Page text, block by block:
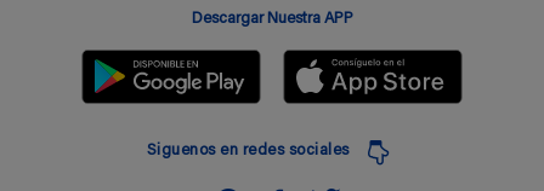
Descargar Nuestra APP
Siguenos en redes sociales